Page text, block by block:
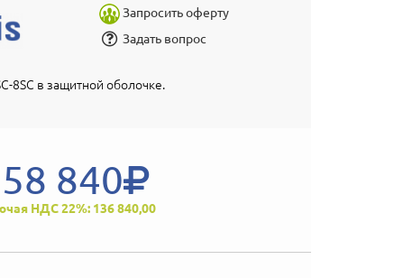
Запросить оферту
Задать вопрос
8SC в защитной оболочке.
840
НДС 22%: 136 840,00